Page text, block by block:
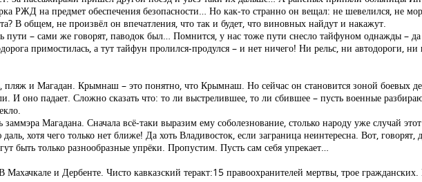
РЖД на предмет обеспечения безопасности… Но как-то странно он вещал: не шевелился, не
В общем, не произвёл он впечатления, что так и будет, что виновных найдут и накажут.
– сами же говорят, паводок был… Помнится, у нас тоже пути снесло тайфуном однажды –
примостилась, а тут тайфун пролился-продулся – и нет ничего! Ни рельс, ни автодороги,
пляж и Магадан. Крымнаш – это понятно, что Крымнаш. Но сейчас он становится зоной боевых
И оно падает. Сложно сказать что: то ли выстрелившее, то ли сбившее – пусть военные
Магадана. Сначала всё-таки выразим ему соболезнование, столько народу уже случай
хотя чего только нет ближе! Да хоть Владивосток, если заграница неинтересна. Вот,
быть только разнообразные упрёки. Пропустим. Пусть сам себя упрекает…
и Дербенте. Чисто кавказский теракт:15 правоохранителей мертвы, трое